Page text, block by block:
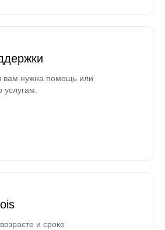
вам нужна помощь или
услугам.
и сроке